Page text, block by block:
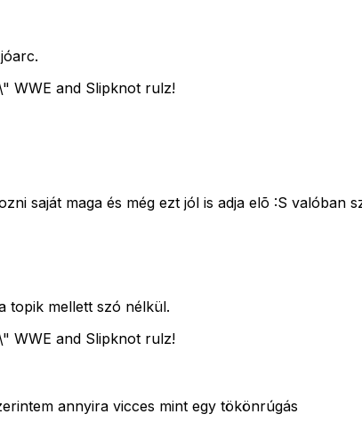
WWE and Slipknot rulz!
saját maga és még ezt jól is adja elõ :S valóban
topik mellett szó nélkül.
WWE and Slipknot rulz!
annyira vicces mint egy tökönrúgás